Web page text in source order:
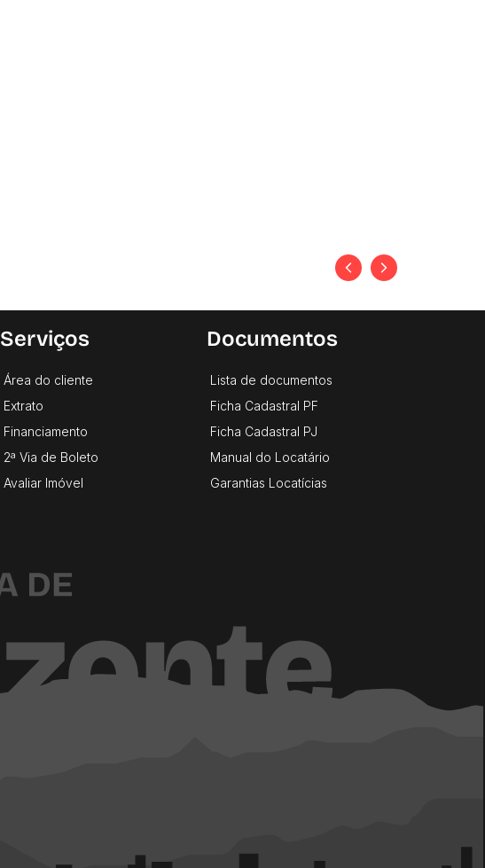
Serviços
Área do cliente
Extrato
Financiamento
2ª Via de Boleto
Avaliar Imóvel
Documentos
Lista de documentos
Ficha Cadastral PF
Ficha Cadastral PJ
Manual do Locatário
Garantias Locatícias